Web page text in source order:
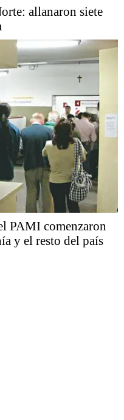
allanaron siete
PAMI comenzaron
y el resto del país